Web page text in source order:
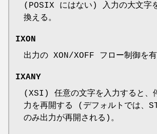
(POSIX にはない) 入力の大文字
換える。
IXON
出力の XON/XOFF フロー制御を有
IXANY
(XSI) 任意の文字を入力すると、
力を再開する (デフォルトでは、
のみ出力が再開される)。